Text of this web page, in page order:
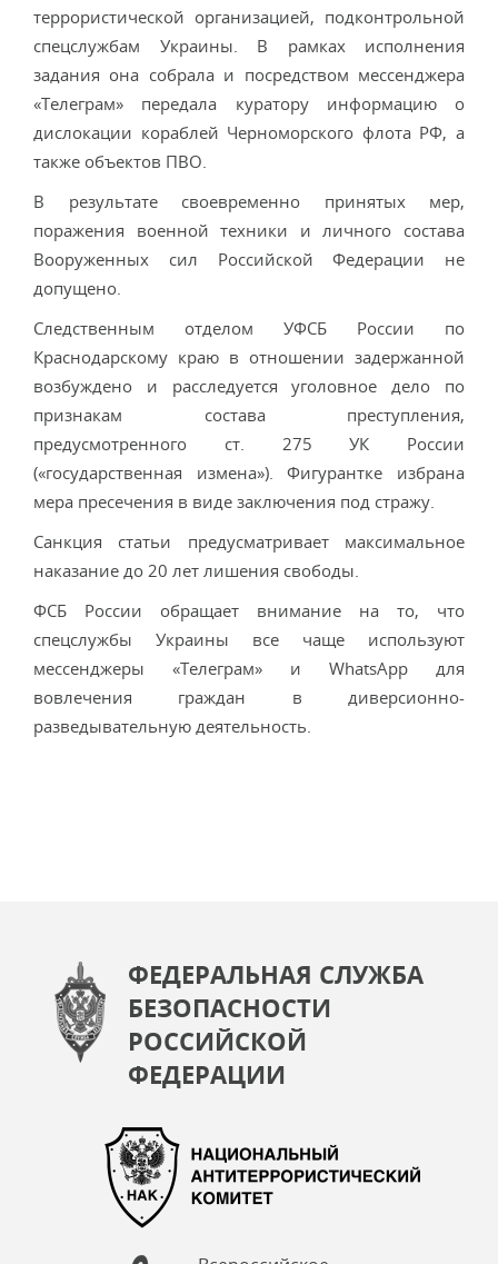
террористической организацией, подконтрольной
спецслужбам Украины. В рамках исполнения
задания она собрала и посредством мессенджера
«Телеграм» передала куратору информацию о
дислокации кораблей Черноморского флота РФ, а
также объектов ПВО.
В результате своевременно принятых мер,
поражения военной техники и личного состава
Вооруженных сил Российской Федерации не
допущено.
Следственным отделом УФСБ России по
Краснодарскому краю в отношении задержанной
возбуждено и расследуется уголовное дело по
признакам состава преступления,
предусмотренного ст. 275 УК России
(«государственная измена»). Фигурантке избрана
мера пресечения в виде заключения под стражу.
Санкция статьи предусматривает максимальное
наказание до 20 лет лишения свободы.
ФСБ России обращает внимание на то, что
спецслужбы Украины все чаще используют
мессенджеры «Телеграм» и WhatsApp для
вовлечения граждан в диверсионно-
разведывательную деятельность.
ФЕДЕРАЛЬНАЯ СЛУЖБА
БЕЗОПАСНОСТИ
РОССИЙСКОЙ
ФЕДЕРАЦИИ